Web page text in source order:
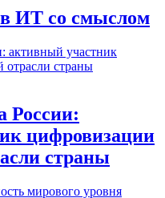
ИТ со смыслом
России:
цифровизации
страны